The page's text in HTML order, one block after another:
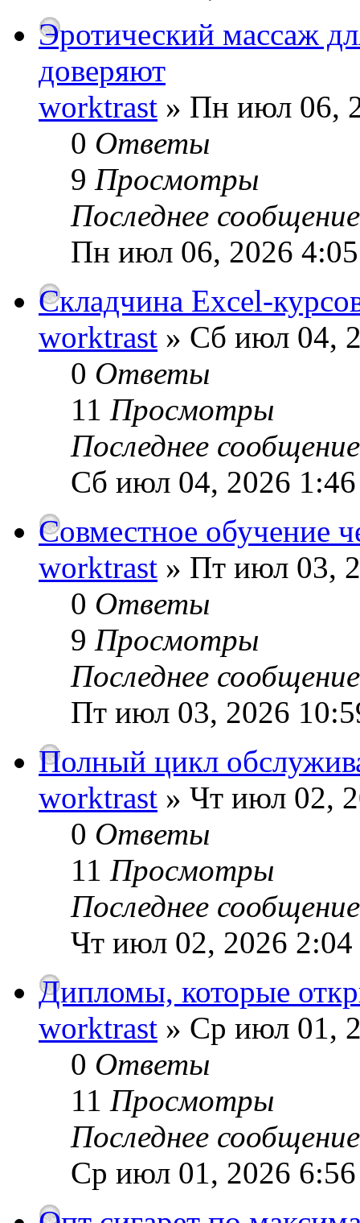
Эротический массаж
доверяют
worktrast » Пн июл 06,
0 Ответы
9 Просмотры
Последнее
Пн июл 06, 2026
Складчина Excel-
worktrast » Сб июл 04,
0 Ответы
11 Просмотры
Последнее
Сб июл 04, 2026
Совместное обучение
worktrast » Пт июл 03,
0 Ответы
9 Просмотры
Последнее
Пт июл 03, 2026
Полный цикл
worktrast » Чт июл 02,
0 Ответы
11 Просмотры
Последнее
Чт июл 02, 2026 2:04
Дипломы, которые
worktrast » Ср июл 01,
0 Ответы
11 Просмотры
Последнее
Ср июл 01, 2026